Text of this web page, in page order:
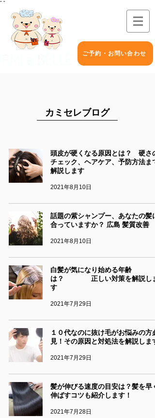
" "
ご予約・お問い合わせ
カミセレブログ
頭皮が硬くなる原因とは？ 硬さの
チェック、ヘアケア、予防方法まで
解説します
2021年8月10日
話題の紫シャンプー、あなたの髪に
合っていますか？ 広島 髪質改善
2021年8月10日
白髪が気になり始める年齢
は？ 正しい対策を解説しま
す
2021年7月29日
１０代なのに抜け毛がお悩みの方必
見！その原因と対処法を解説します
2021年7月29日
髪が伸びる速度の目安は？髪を早く
伸ばすコツも紹介します！
2021年7月28日